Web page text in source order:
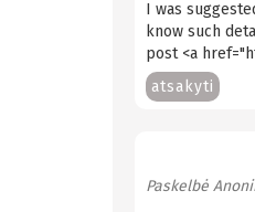
I was
know such
post <a
atsakyti
Paskelbė